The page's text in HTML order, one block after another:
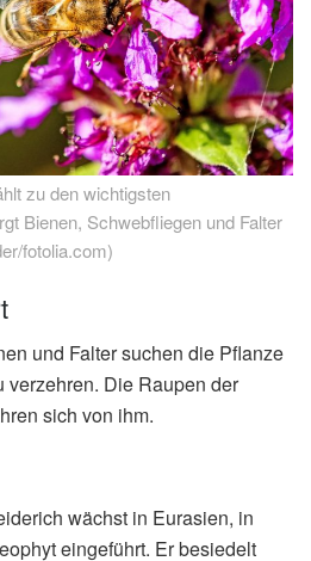
zu den wichtigsten
Bienen, Schwebfliegen und Falter
fotolia.com)
und Falter suchen die Pflanze
verzehren. Die Raupen der
sich von ihm.
wächst in Eurasien, in
eingeführt. Er besiedelt